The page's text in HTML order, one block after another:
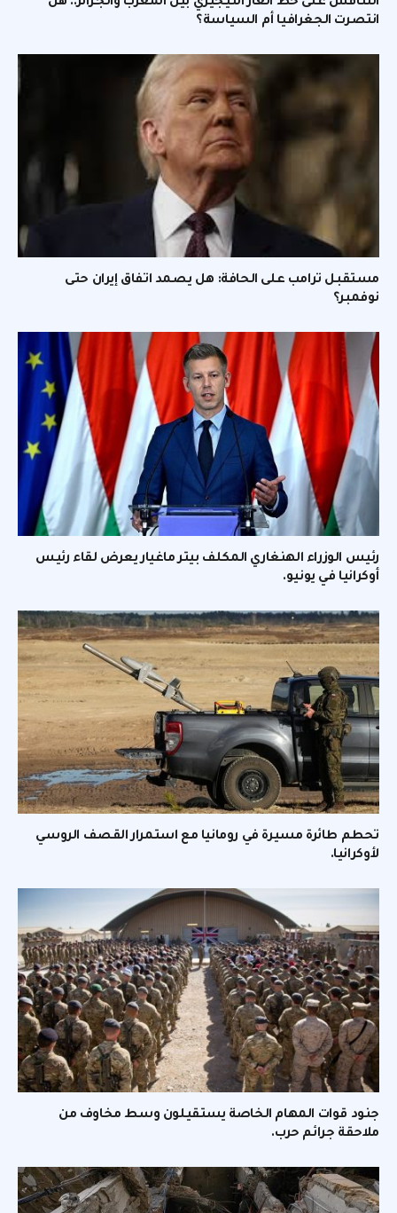
انتصرت الجغرافيا أم السياسة؟
مستقبل ترامب على الحافة: هل يصمد اتفاق إيران حتى
نوفمبر؟
رئيس الوزراء الهنغاري المكلف بيتر ماغيار يعرض لقاء رئيس
أوكرانيا في يونيو.
تحطم طائرة مسيرة في رومانيا مع استمرار القصف الروسي
لأوكرانيا.
جنود قوات المهام الخاصة يستقيلون وسط مخاوف من
ملاحقة جرائم حرب.